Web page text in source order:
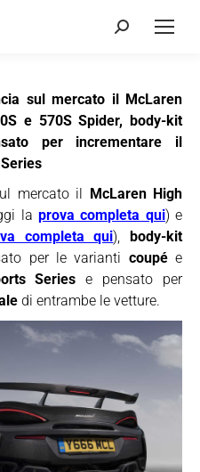
Cerca:
sul mercato il McLaren
e 570S Spider, body-kit
per incrementare il
mercato il McLaren High
laprova completa qui) e
completa qui),body-kit
per le varianti coupée
Series e pensato per
di entrambe le vetture.